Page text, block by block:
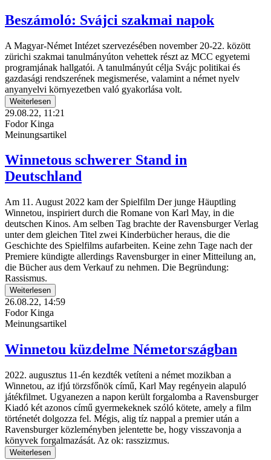
Beszámoló: Svájci szakmai napok
A Magyar-Német Intézet szervezésében november 20-22. között
zürichi szakmai tanulmányúton vehettek részt az MCC egyetemi
programjának hallgatói. A tanulmányút célja Svájc politikai és
gazdasági rendszerének megismerése, valamint a német nyelv
anyanyelvi környezetben való gyakorlása volt.
Weiterlesen
29.08.22, 11:21
Fodor Kinga
Meinungsartikel
Winnetous schwerer Stand in
Deutschland
Am 11. August 2022 kam der Spielfilm Der junge Häuptling
Winnetou, inspiriert durch die Romane von Karl May, in die
deutschen Kinos. Am selben Tag brachte der Ravensburger Verlag
unter dem gleichen Titel zwei Kinderbücher heraus, die die
Geschichte des Spielfilms aufarbeiten. Keine zehn Tage nach der
Premiere kündigte allerdings Ravensburger in einer Mitteilung an,
die Bücher aus dem Verkauf zu nehmen. Die Begründung:
Rassismus.
Weiterlesen
26.08.22, 14:59
Fodor Kinga
Meinungsartikel
Winnetou küzdelme Németországban
2022. augusztus 11-én kezdték vetíteni a német mozikban a
Winnetou, az ifjú törzsfőnök című, Karl May regényein alapuló
játékfilmet. Ugyanezen a napon került forgalomba a Ravensburger
Kiadó két azonos című gyermekeknek szóló kötete, amely a film
történetét dolgozza fel. Mégis, alig tíz nappal a premier után a
Ravensburger közleményben jelentette be, hogy visszavonja a
könyvek forgalmazását. Az ok: rasszizmus.
Weiterlesen